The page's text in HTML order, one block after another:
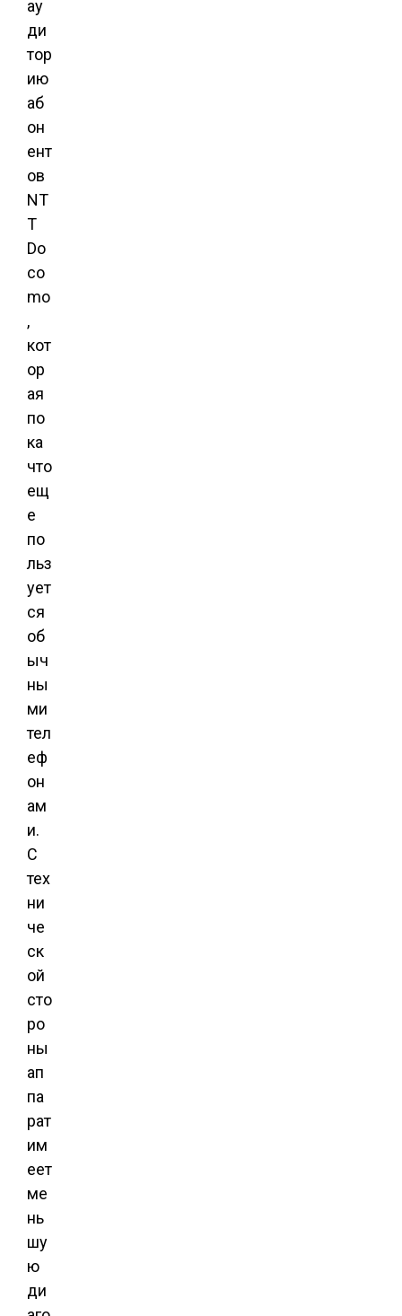
ау
ди
тор
ию
аб
он
ент
ов
NT
T
Do
co
mo
,
кот
ор
ая
по
ка
что
ещ
е
по
льз
ует
ся
об
ыч
ны
ми
тел
еф
он
ам
и.
С
тех
ни
че
ск
ой
сто
ро
ны
ап
па
рат
им
еет
ме
нь
шу
ю
ди